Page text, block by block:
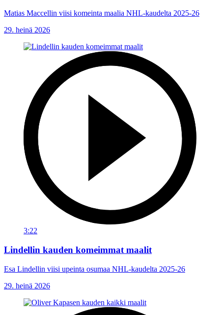
Matias Maccellin viisi komeinta maalia NHL-kaudelta 2025-26
29. heinä 2026
3:22
Lindellin kauden komeimmat maalit
Esa Lindellin viisi upeinta osumaa NHL-kaudelta 2025-26
29. heinä 2026